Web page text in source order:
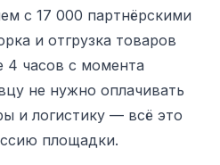
с 17 000 партнёрскими
и отгрузка товаров
4 часов с момента
не нужно оплачивать
и логистику — всё это
площадки.